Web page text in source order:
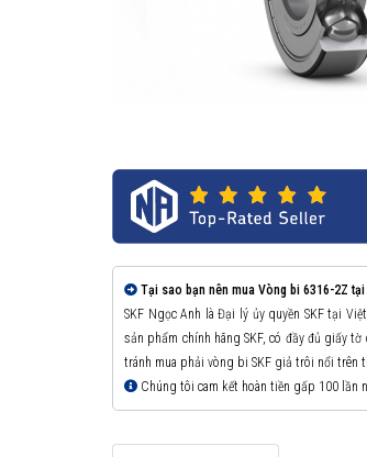
Tại sao bạn nên mua Vòng bi 6316-2Z tại
SKF Ngọc Anh là Đại lý ủy quyền SKF tại
sản phẩm chính hãng SKF, có đầy đủ giấy
tránh mua phải vòng bi SKF giả trôi nổi trên
Chúng tôi cam kết hoàn tiền gấp 100 lần